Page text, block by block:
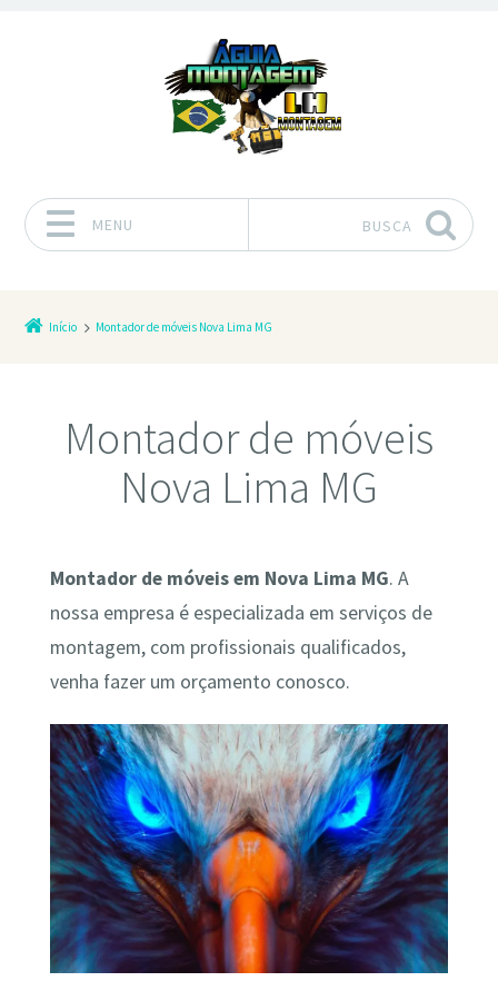
MENU BUSCA
Início Montador de móveis Nova Lima MG
Montador de móveis
Nova Lima MG
Montador de móveis em Nova Lima MG. A
nossa empresa é especializada em serviços de
montagem, com profissionais qualificados,
venha fazer um orçamento conosco.